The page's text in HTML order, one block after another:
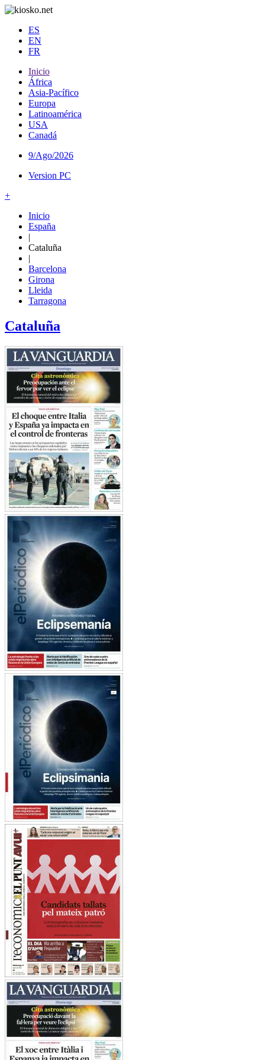
ES
EN
FR
Inicio
África
Asia-Pacífico
Europa
Latinoamérica
USA
Canadá
9/Ago/2026
Version PC
+
Inicio
España
|
Cataluña
|
Barcelona
Girona
Lleida
Tarragona
Cataluña